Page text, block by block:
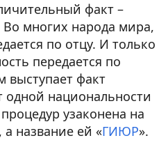
факт –
Во многих народа мира,
по отцу. И только
передается по
выступает факт
одной национальности
узаконена на
название ей «ГИЮР».